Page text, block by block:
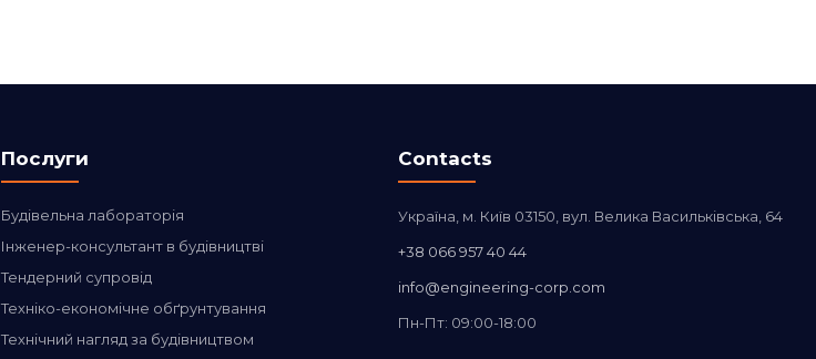
Послуги
Будівельна лабораторія
Інженер-консультант в будівництві
Тендерний супровід
Техніко-економічне обґрунтування
Технічний нагляд за будівництвом
Contacts
Україна, м. Київ 03150, вул. Велика Васильківська, 64
+38 066 957 40 44
info@engineering-corp.com
Пн-Пт: 09:00-18:00